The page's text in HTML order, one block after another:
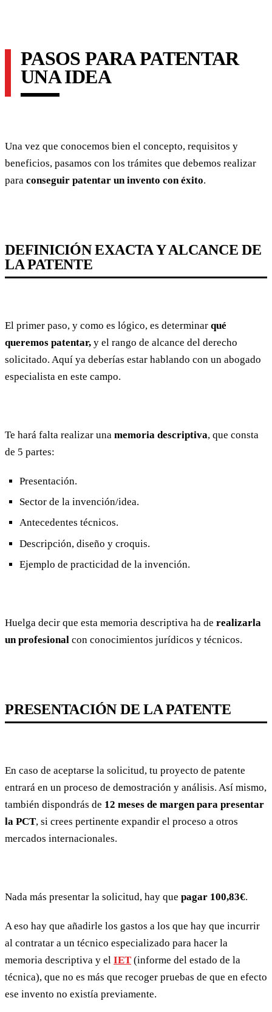
PASOS PARA PATENTAR
UNA IDEA
Una vez que conocemos bien el concepto, requisitos y
beneficios, pasamos con los trámites que debemos realizar
para conseguir patentar un invento con éxito.
DEFINICIÓN EXACTA Y ALCANCE DE
LA PATENTE
El primer paso, y como es lógico, es determinar qué
queremos patentar, y el rango de alcance del derecho
solicitado. Aquí ya deberías estar hablando con un abogado
especialista en este campo.
Te hará falta realizar una memoria descriptiva, que consta
de 5 partes:
Presentación.
Sector de la invención/idea.
Antecedentes técnicos.
Descripción, diseño y croquis.
Ejemplo de practicidad de la invención.
Huelga decir que esta memoria descriptiva ha de realizarla
un profesional con conocimientos jurídicos y técnicos.
PRESENTACIÓN DE LA PATENTE
En caso de aceptarse la solicitud, tu proyecto de patente
entrará en un proceso de demostración y análisis. Así mismo,
también dispondrás de 12 meses de margen para presentar
la PCT, si crees pertinente expandir el proceso a otros
mercados internacionales.
Nada más presentar la solicitud, hay que pagar 100,83€.
A eso hay que añadirle los gastos a los que hay que incurrir
al contratar a un técnico especializado para hacer la
memoria descriptiva y el IET (informe del estado de la
técnica), que no es más que recoger pruebas de que en efecto
ese invento no existía previamente.